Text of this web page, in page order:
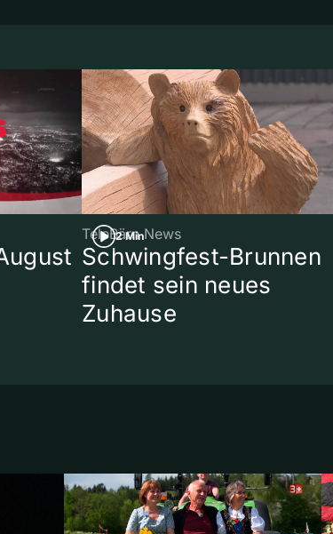
2 Min
TeleBärn News
Schwingfest-Brunnen
findet sein neues
Zuhause